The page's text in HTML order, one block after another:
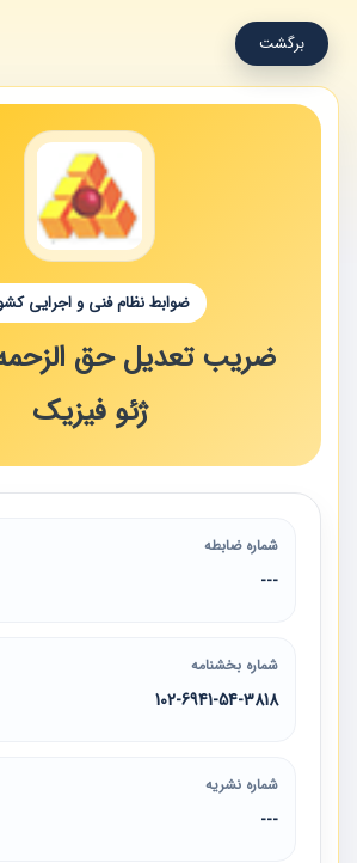
برگشت
ضوابط نظام فنی و اجرایی
ضریب تعدیل حق
ژئو فیزیک
شماره ضابطه
---
شماره بخشنامه
102-6941-54-3818
شماره نشریه
---